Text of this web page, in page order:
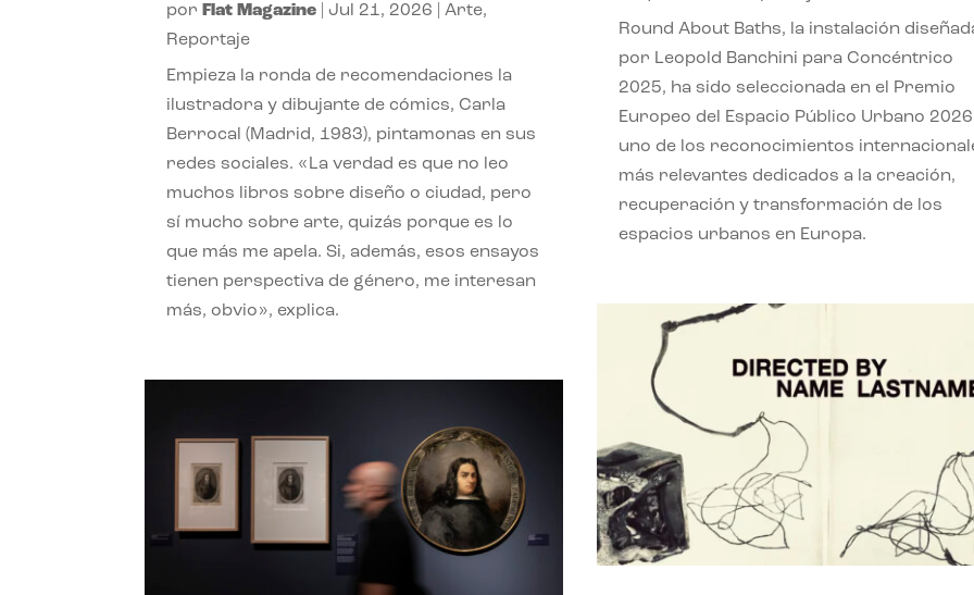
por Flat Magazine Jul 21, 2026 |Arte,
Reportaje
Empieza la ronda de recomendaciones la
ilustradora y dibujante de cómics, Carla
Berrocal (Madrid, 1983), pintamonas en sus
redes sociales. «La verdad es que no leo
muchos libros sobre diseño o ciudad, pero
sí mucho sobre arte, quizás porque es lo
que más me apela. Si, además, esos ensayos
tienen perspectiva de género, me interesan
más, obvio», explica.
Round About Baths, la instalación
por Leopold Banchini para Concéntrico
2025, ha sido seleccionada en el Premio
Europeo del Espacio Público Urbano
uno de los reconocimientos
más relevantes dedicados a la creación,
recuperación y transformación de los
espacios urbanos en Europa.